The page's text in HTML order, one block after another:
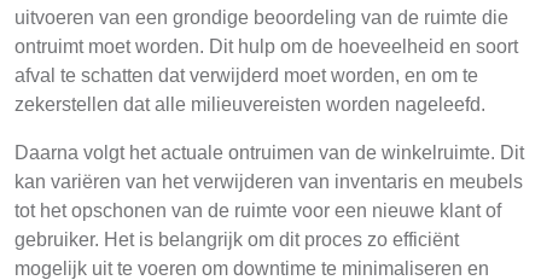
uitvoeren van een grondige beoordeling van de ruimte die
ontruimt moet worden. Dit hulp om de hoeveelheid en soort
afval te schatten dat verwijderd moet worden, en om te
zekerstellen dat alle milieuvereisten worden nageleefd.
Daarna volgt het actuale ontruimen van de winkelruimte. Dit
kan variëren van het verwijderen van inventaris en meubels
tot het opschonen van de ruimte voor een nieuwe klant of
gebruiker. Het is belangrijk om dit proces zo efficiënt
mogelijk uit te voeren om downtime te minimaliseren en